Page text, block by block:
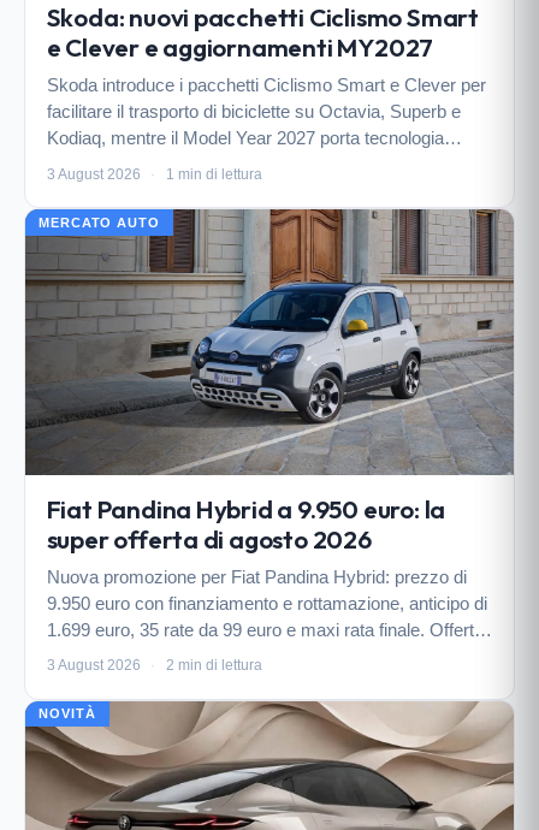
Skoda: nuovi pacchetti Ciclismo Smart
e Clever e aggiornamenti MY2027
Skoda introduce i pacchetti Ciclismo Smart e Clever per
facilitare il trasporto di biciclette su Octavia, Superb e
Kodiaq, mentre il Model Year 2027 porta tecnologia
avanzata come il Travel Assist 3.0 e la ricarica wireless
3 August 2026 · 1 min di lettura
MERCATO AUTO
Fiat Pandina Hybrid a 9.950 euro: la
super offerta di agosto 2026
Nuova promozione per Fiat Pandina Hybrid: prezzo di
9.950 euro con finanziamento e rottamazione, anticipo di
1.699 euro, 35 rate da 99 euro e maxi rata finale. Offerta
valida su vetture in pronta consegna fino al 27 agosto
3 August 2026 · 2 min di lettura
NOVITÀ